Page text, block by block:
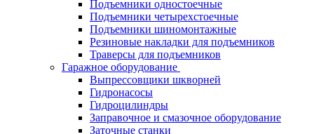
Подъемники одностоечные
Подъемники четырехстоечные
Подъемники шиномонтажные
Резиновые накладки для подъемников
Траверсы для подъемников
Гаражное оборудование
Выпрессовщики шкворней
Гидронасосы
Гидроцилиндры
Заправочное и смазочное оборудование
Заточные станки